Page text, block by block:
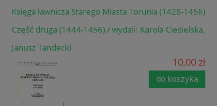
Księga ławnicza Starego Miasta Torunia (1428-1456)
Część druga (1444-1456) / wydali: Karola Ciesielska,
Janusz Tandecki
10,00 zł
do koszyka